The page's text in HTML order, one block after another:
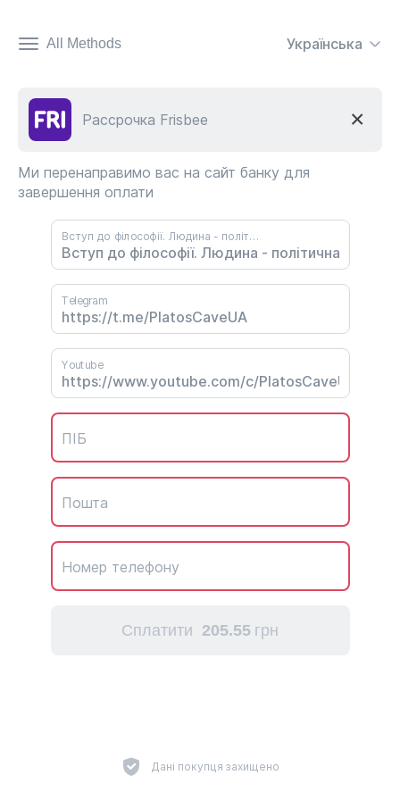
All Methods Українська
Рассрочка Frisbee ×
Ми перенаправимо вас на сайт банку для
завершення оплати
Вступ до філософії. Людина - політична тварина? Частина друга. Руслан Мироненко, Ксенія Зборовська
Telegram
Youtube
ПІБ
Пошта
Номер телефону
Сплатити 205.55 грн
Дані покупця захищено